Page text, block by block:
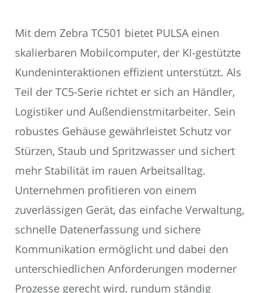
Mit dem Zebra TC501 bietet PULSA einen
skalierbaren Mobilcomputer, der KI-gestützte
Kundeninteraktionen effizient unterstützt. Als
Teil der TC5-Serie richtet er sich an Händler,
Logistiker und Außendienstmitarbeiter. Sein
robustes Gehäuse gewährleistet Schutz vor
Stürzen, Staub und Spritzwasser und sichert
mehr Stabilität im rauen Arbeitsalltag.
Unternehmen profitieren von einem
zuverlässigen Gerät, das einfache Verwaltung,
schnelle Datenerfassung und sichere
Kommunikation ermöglicht und dabei den
unterschiedlichen Anforderungen moderner
Prozesse gerecht wird, rundum ständig